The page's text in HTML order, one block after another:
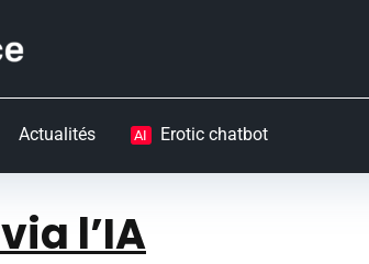
Actualités AI Erotic chatbot
via l’IA